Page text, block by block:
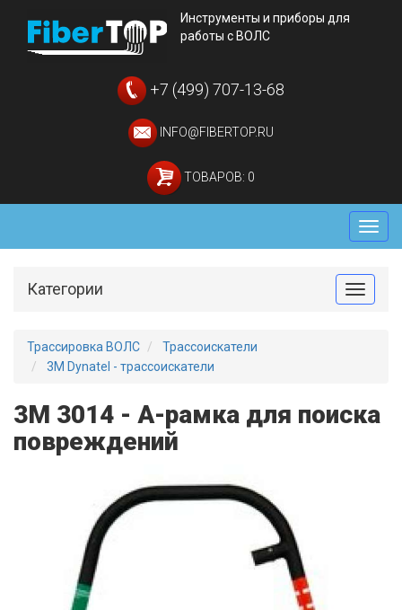
Инструменты и приборы для
работы с ВОЛС
+7 (499) 707-13-68
INFO@FIBERTOP.RU
ТОВАРОВ: 0
Меню
Toggle
Категории
Трассировка ВОЛС
Трассоискатели
3M Dynatel - трассоискатели
3M 3014 - А-рамка для поиска
повреждений